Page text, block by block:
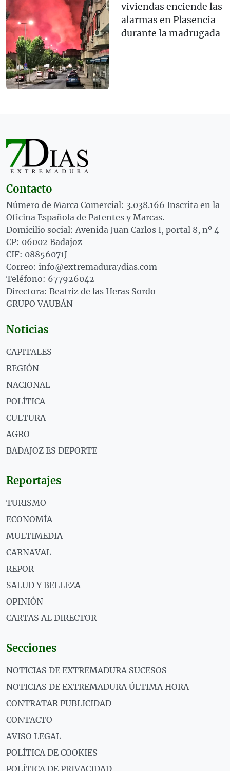
viviendas enciende las
alarmas en Plasencia
durante la madrugada
Contacto
Número de Marca Comercial: 3.038.166 Inscrita en la
Oficina Española de Patentes y Marcas.
Domicilio social: Avenida Juan Carlos I, portal 8, nº 4
CP: 06002 Badajoz
CIF: 08856071J
Correo: info@extremadura7dias.com
Teléfono: 677926042
Directora: Beatriz de las Heras Sordo
GRUPO VAUBÁN
Noticias
CAPITALES
REGIÓN
NACIONAL
POLÍTICA
CULTURA
AGRO
BADAJOZ ES DEPORTE
Reportajes
TURISMO
ECONOMÍA
MULTIMEDIA
CARNAVAL
REPOR
SALUD Y BELLEZA
OPINIÓN
CARTAS AL DIRECTOR
Secciones
NOTICIAS DE EXTREMADURA SUCESOS
NOTICIAS DE EXTREMADURA ÚLTIMA HORA
CONTRATAR PUBLICIDAD
CONTACTO
AVISO LEGAL
POLÍTICA DE COOKIES